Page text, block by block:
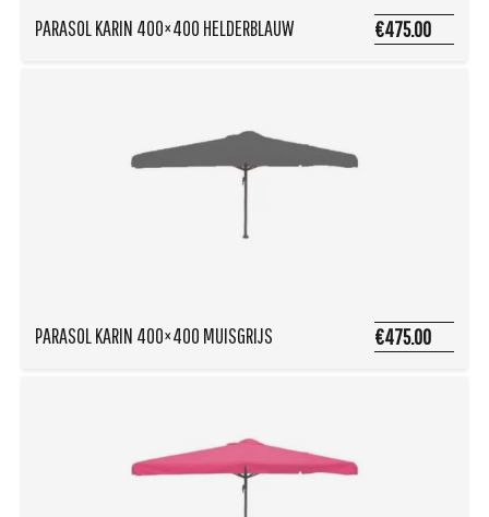
PARASOL KARIN 400×400 HELDERBLAUW €475.00
PARASOL KARIN 400×400 MUISGRIJS €475.00